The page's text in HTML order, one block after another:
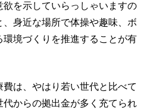
を示していらっしゃいますの
身近な場所で体操や趣味、ボ
境づくりを推進することが有
は、やはり若い世代と比べて
からの拠出金が多く充てられ